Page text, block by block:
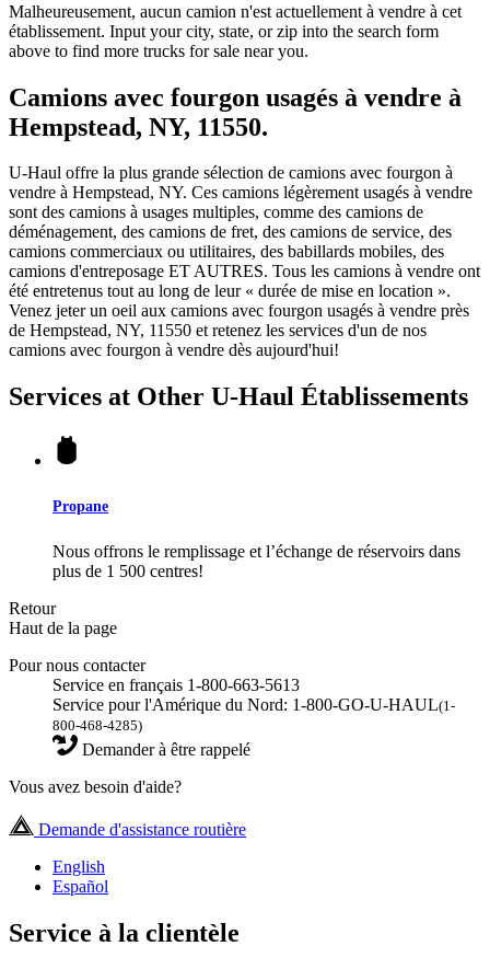
Malheureusement, aucun camion n'est actuellement à vendre à cet
établissement. Input your city, state, or zip into the search form
above to find more trucks for sale near you.
Camions avec fourgon usagés à vendre à
Hempstead, NY, 11550.
U-Haul offre la plus grande sélection de camions avec fourgon à
vendre à Hempstead, NY. Ces camions légèrement usagés à vendre
sont des camions à usages multiples, comme des camions de
déménagement, des camions de fret, des camions de service, des
camions commerciaux ou utilitaires, des babillards mobiles, des
camions d'entreposage ET AUTRES. Tous les camions à vendre ont
été entretenus tout au long de leur « durée de mise en location ».
Venez jeter un oeil aux camions avec fourgon usagés à vendre près
de Hempstead, NY, 11550 et retenez les services d'un de nos
camions avec fourgon à vendre dès aujourd'hui!
Services at Other U-Haul Établissements
Propane
Nous offrons le remplissage et l’échange de réservoirs dans
plus de 1 500 centres!
Retour
Haut de la page
Pour nous contacter
Service en français 1-800-663-5613
Service pour l'Amérique du Nord: 1-800-GO-U-HAUL(1-
800-468-4285)
Demander à être rappelé
Vous avez besoin d'aide?
Demande d'assistance routière
English
Español
Service à la clientèle